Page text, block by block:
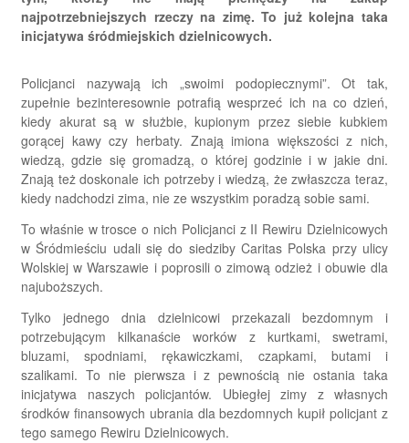
najpotrzebniejszych rzeczy na zimę. To już kolejna taka
inicjatywa śródmiejskich dzielnicowych.
Policjanci nazywają ich „swoimi podopiecznymi”. Ot tak,
zupełnie bezinteresownie potrafią wesprzeć ich na co dzień,
kiedy akurat są w służbie, kupionym przez siebie kubkiem
gorącej kawy czy herbaty. Znają imiona większości z nich,
wiedzą, gdzie się gromadzą, o której godzinie i w jakie dni.
Znają też doskonale ich potrzeby i wiedzą, że zwłaszcza teraz,
kiedy nadchodzi zima, nie ze wszystkim poradzą sobie sami.
To właśnie w trosce o nich Policjanci z II Rewiru Dzielnicowych
w Śródmieściu udali się do siedziby Caritas Polska przy ulicy
Wolskiej w Warszawie i poprosili o zimową odzież i obuwie dla
najuboższych.
Tylko jednego dnia dzielnicowi przekazali bezdomnym i
potrzebującym kilkanaście worków z kurtkami, swetrami,
bluzami, spodniami, rękawiczkami, czapkami, butami i
szalikami. To nie pierwsza i z pewnością nie ostania taka
inicjatywa naszych policjantów. Ubiegłej zimy z własnych
środków finansowych ubrania dla bezdomnych kupił policjant z
tego samego Rewiru Dzielnicowych.